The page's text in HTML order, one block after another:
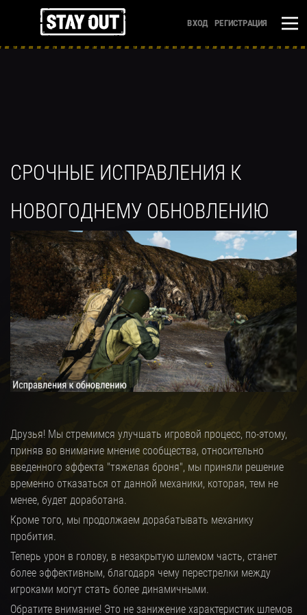
ВХОД РЕГИСТРАЦИЯ
СРОЧНЫЕ ИСПРАВЛЕНИЯ К
НОВОГОДНЕМУ ОБНОВЛЕНИЮ
Друзья! Мы стремимся улучшать игровой процесс, по-этому,
приняв во внимание мнение сообщества, относительно
введенного эффекта "тяжелая броня", мы приняли решение
временно отказаться от данной механики, которая, тем не
менее, будет доработана.
Кроме того, мы продолжаем дорабатывать механику
пробития.
Теперь урон в голову, в незакрытую шлемом часть, станет
более эффективным, благодаря чему перестрелки между
игроками могут стать более динамичными.
Обратите внимание! Это не занижение характеристик шлемов